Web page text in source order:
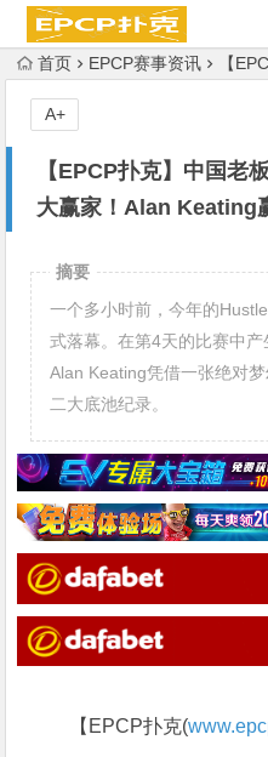
首页 EPCP赛事资讯 【EPCP扑
【EPCP扑克】中国老
大赢家！Alan Keating
A+
摘要
一个多小时前，今年的
式落幕。在第4天的比赛中产
Alan Keating凭借一张绝对
二大底池纪录。
【EPCP扑克(